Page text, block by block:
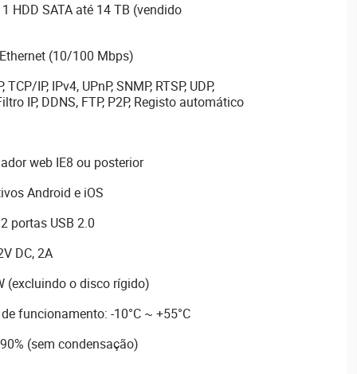
HDD SATA até 14 TB (vendido
(10/100 Mbps)
IP, IPv4, UPnP, SNMP, RTSP, UDP,
IP, DDNS, FTP, P2P, Registo automático
web IE8 ou posterior
Android e iOS
portas USB 2.0
DC, 2A
(excluindo o disco rígido)
funcionamento: -10°C ~ +55°C
(sem condensação)